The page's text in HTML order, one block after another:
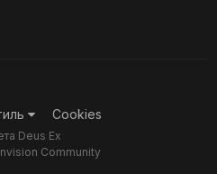
Cookies
Deus Ex
Community